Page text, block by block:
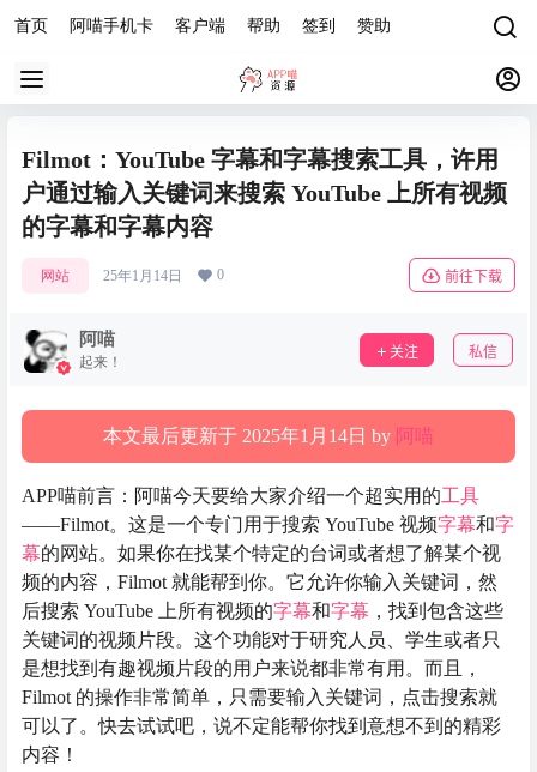
首页 阿喵手机卡 客户端 帮助 签到 赞助
Filmot：YouTube 字幕和字幕搜索工具，许用
户通过输入关键词来搜索 YouTube 上所有视频
的字幕和字幕内容
网站 25年1月14日 0 前往下载
阿喵
起来！
关注 私信
本文最后更新于 2025年1月14日 by 阿喵
APP喵前言：阿喵今天要给大家介绍一个超实用的工具
——Filmot。这是一个专门用于搜索 YouTube 视频字幕和字
幕的网站。如果你在找某个特定的台词或者想了解某个视
频的内容，Filmot 就能帮到你。它允许你输入关键词，然
后搜索 YouTube 上所有视频的字幕和字幕 ，找到包含这些
关键词的视频片段。这个功能对于研究人员、学生或者只
是想找到有趣视频片段的用户来说都非常有用。而且，
Filmot 的操作非常简单，只需要输入关键词，点击搜索就
可以了。快去试试吧，说不定能帮你找到意想不到的精彩
内容！